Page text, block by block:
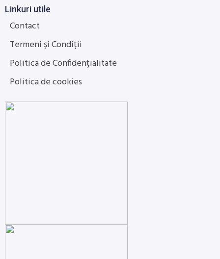
Linkuri utile
Contact
Termeni și Condiții
Politica de Confidențialitate
Politica de cookies